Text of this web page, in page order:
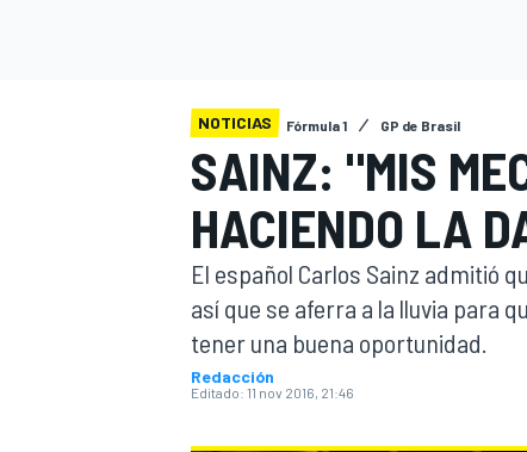
NOTICIAS Fórmula 1 GP de Brasil
SAINZ: "MIS
HACIENDO LA
El español Carlos Sainz admitió
así que se aferra a la lluvia para
tener una buena oportunidad.
Redacción
Editado: 11 nov 2016, 21:46